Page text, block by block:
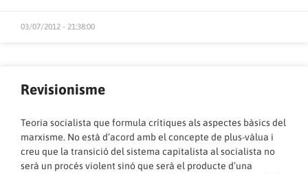
03/07/2012 - 21:38:00
Revisionisme
Teoria socialista que formula crítiques als aspectes bàsics del
marxisme. No està d’acord amb el concepte de plus-vàlua i
creu que la transició del sistema capitalista al socialista no
serà un procés violent sinó que serà el producte d’una